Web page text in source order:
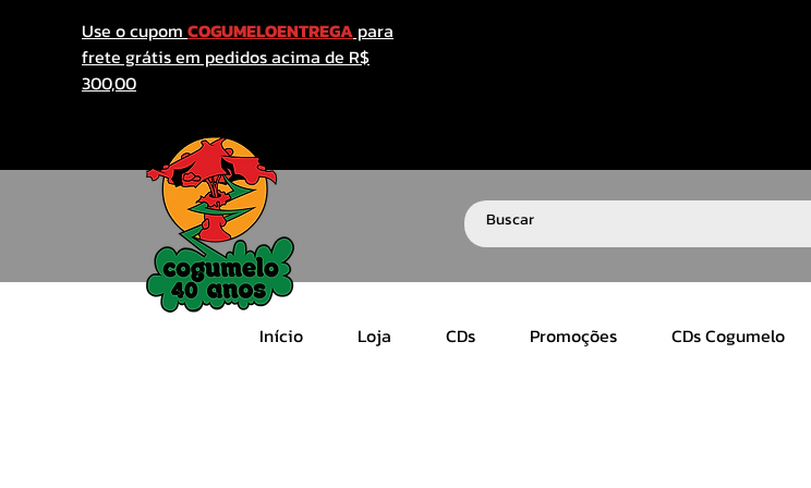
Use o cupom COGUMELOENTREGA para
frete grátis em pedidos acima de R$
300,00
Início Loja CDs Promoções CDs Cogumelo